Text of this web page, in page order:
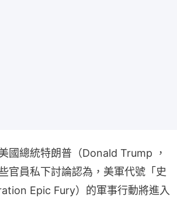
國總統特朗普（Donald Trump ，
官員私下討論認為，美軍代號「史
Epic Fury）的軍事行動將進入